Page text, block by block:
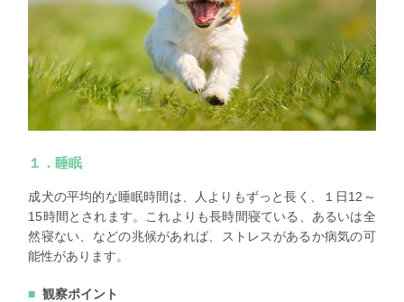
１．睡眠
成犬の平均的な睡眠時間は、人よりもずっと長く、１日12～
15時間とされます。これよりも長時間寝ている、あるいは全
然寝ない、などの兆候があれば、ストレスがあるか病気の可
能性があります。
観察ポイント